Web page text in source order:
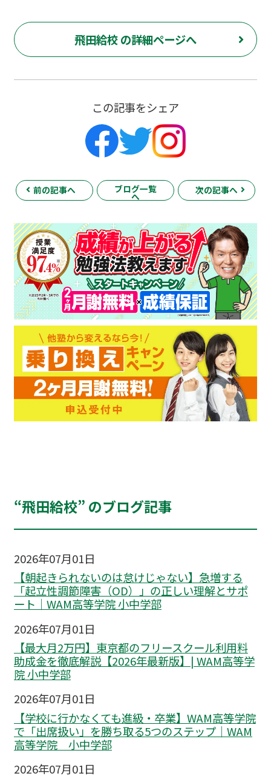
飛田給校 の詳細ページへ
この記事をシェア
前の記事へ ブログ一覧
へ
次の記事へ
“飛田給校” のブログ記事
2026年07月01日
【朝起きられないのは怠けじゃない】急増する
「起立性調節障害（OD）」の正しい理解とサポ
ート｜WAM高等学院 小中学部
2026年07月01日
【最大月2万円】東京都のフリースクール利用料
助成金を徹底解説【2026年最新版】| WAM高等学
院 小中学部
2026年07月01日
【学校に行かなくても進級・卒業】WAM高等学院
で「出席扱い」を勝ち取る5つのステップ｜WAM
高等学院 小中学部
2026年07月01日